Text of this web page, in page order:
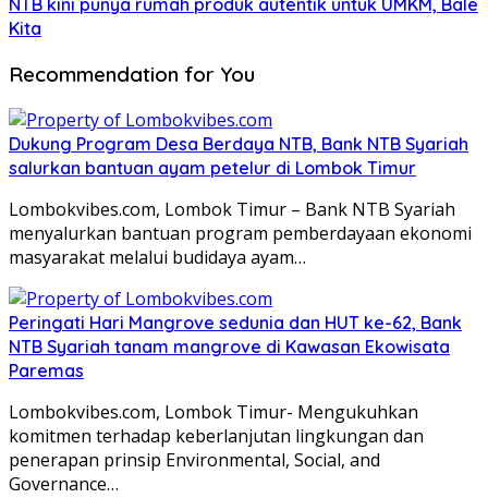
NTB kini punya rumah produk autentik untuk UMKM, Bale
Kita
Recommendation for You
Dukung Program Desa Berdaya NTB, Bank NTB Syariah
salurkan bantuan ayam petelur di Lombok Timur
Lombokvibes.com, Lombok Timur – Bank NTB Syariah
menyalurkan bantuan program pemberdayaan ekonomi
masyarakat melalui budidaya ayam…
Peringati Hari Mangrove sedunia dan HUT ke-62, Bank
NTB Syariah tanam mangrove di Kawasan Ekowisata
Paremas
Lombokvibes.com, Lombok Timur- Mengukuhkan
komitmen terhadap keberlanjutan lingkungan dan
penerapan prinsip Environmental, Social, and
Governance…